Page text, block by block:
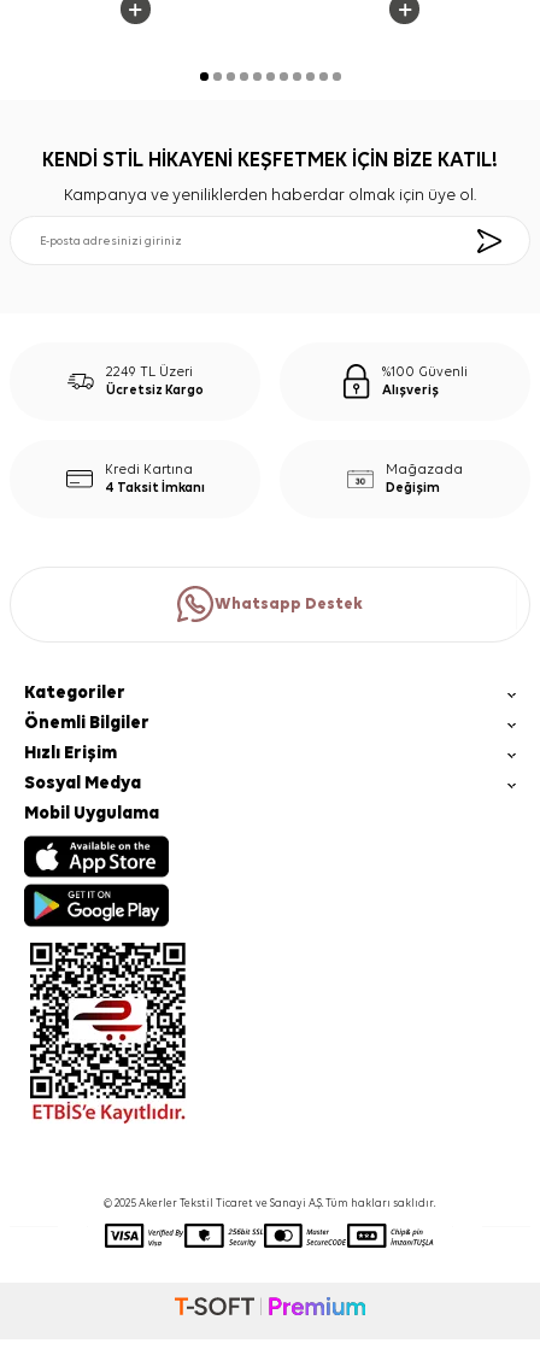
KENDİ STİL HİKAYENİ KEŞFETMEK İÇİN BİZE KATIL!
Kampanya ve yeniliklerden haberdar olmak için üye ol.
2249 TL Üzeri
Ücretsiz Kargo
%100 Güvenli
Alışveriş
Kredi Kartına
4 Taksit İmkanı
Mağazada
Değişim
Whatsapp Destek
Kategoriler
Önemli Bilgiler
Hızlı Erişim
Sosyal Medya
Mobil Uygulama
© 2025 Akerler Tekstil Ticaret ve Sanayi A.Ş. Tüm hakları saklıdır.